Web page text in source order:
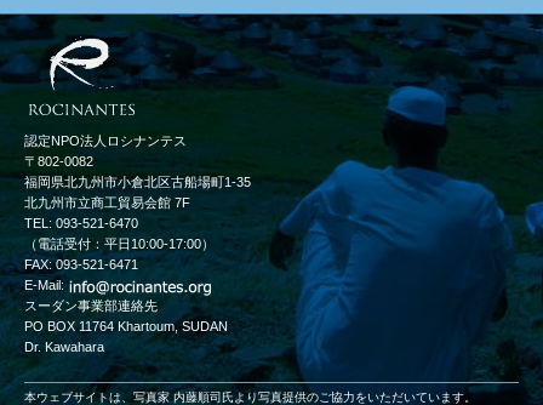
認定NPO法人ロシナンテス
〒802-0082
福岡県北九州市小倉北区古船場町1-35
北九州市立商工貿易会館 7F
TEL: 093-521-6470
（電話受付：平日10:00-17:00）
FAX: 093-521-6471
E-Mail:
スーダン事業部連絡先
PO BOX 11764 Khartoum, SUDAN
Dr. Kawahara
本ウェブサイトは、写真家 内藤順司氏より写真提供のご協力をいただいています。